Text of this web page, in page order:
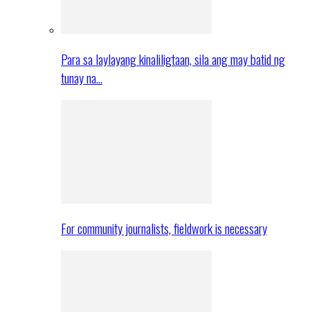
Para sa laylayang kinaliligtaan, sila ang may batid ng
tunay na…
For community journalists, fieldwork is necessary